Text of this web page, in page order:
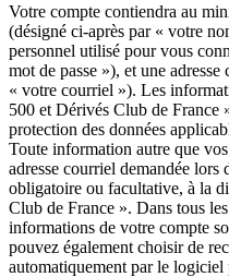
Votre compte contiendra au
(désigné ci-après par « votre
personnel utilisé pour vous
mot de passe »), et une
« votre courriel »). Les
500 et Dérivés Club de France
protection des données
Toute information autre que
adresse courriel demandée lors
obligatoire ou facultative, à la
Club de France ». Dans tous
informations de votre compte
pouvez également choisir de
automatiquement par le